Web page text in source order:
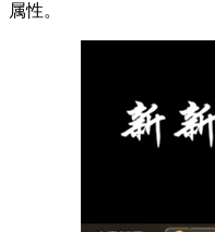
属性。